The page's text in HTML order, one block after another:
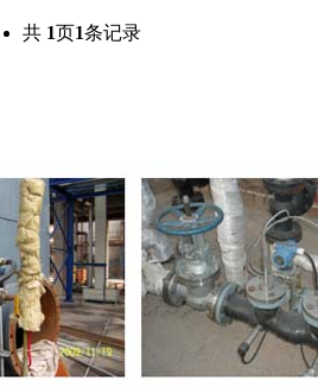
共 1页1条记录